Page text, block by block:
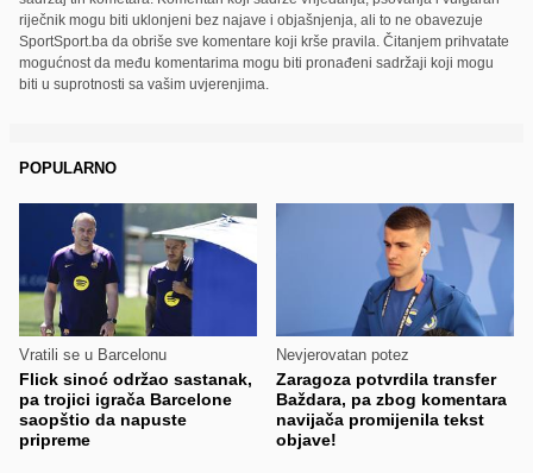
riječnik mogu biti uklonjeni bez najave i objašnjenja, ali to ne obavezuje
SportSport.ba da obriše sve komentare koji krše pravila. Čitanjem prihvatate
mogućnost da među komentarima mogu biti pronađeni sadržaji koji mogu
biti u suprotnosti sa vašim uvjerenjima.
POPULARNO
Vratili se u Barcelonu
Flick sinoć održao sastanak,
pa trojici igrača Barcelone
saopštio da napuste
pripreme
Nevjerovatan potez
Zaragoza potvrdila transfer
Baždara, pa zbog komentara
navijača promijenila tekst
objave!